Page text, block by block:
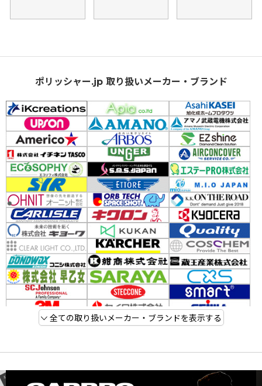
ポリッシャー.jp 取り扱いメーカー・ブランド
全ての取り扱いメーカー・ブランドを表示する